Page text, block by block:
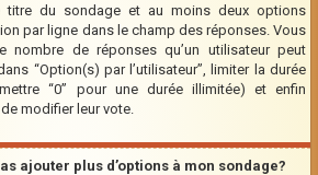
titre du sondage et au moins deux options
par ligne dans le champ des réponses. Vous
nombre de réponses qu’un utilisateur peut
“Option(s) par l’utilisateur”, limiter la durée
“0” pour une durée illimitée) et enfin
modifier leur vote.
ajouter plus d’options à mon sondage?